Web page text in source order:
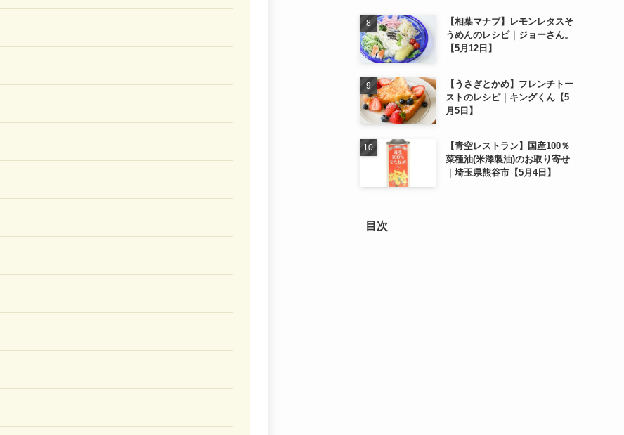
【相葉マナブ】レモンレタスそ
うめんのレシピ｜ジョーさん。
【5月12日】
【うさぎとかめ】フレンチトー
ストのレシピ｜キングくん【5
月5日】
【青空レストラン】国産100％
菜種油(米澤製油)のお取り寄せ
｜埼玉県熊谷市【5月4日】
目次